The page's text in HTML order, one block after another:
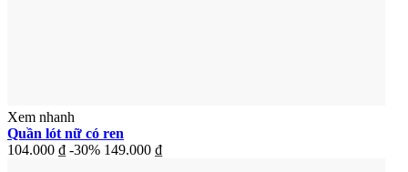
Xem nhanh
Quần lót nữ có ren
104.000 ₫ -30% 149.000 ₫